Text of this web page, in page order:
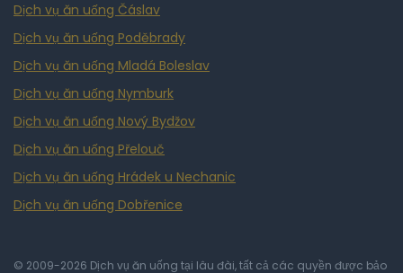
Dịch vụ ăn uống Čáslav
Dịch vụ ăn uống Poděbrady
Dịch vụ ăn uống Mladá Boleslav
Dịch vụ ăn uống Nymburk
Dịch vụ ăn uống Nový Bydžov
Dịch vụ ăn uống Přelouč
Dịch vụ ăn uống Hrádek u Nechanic
Dịch vụ ăn uống Dobřenice
© 2009-2026 Dịch vụ ăn uống tại lâu đài, tất cả các quyền được bảo